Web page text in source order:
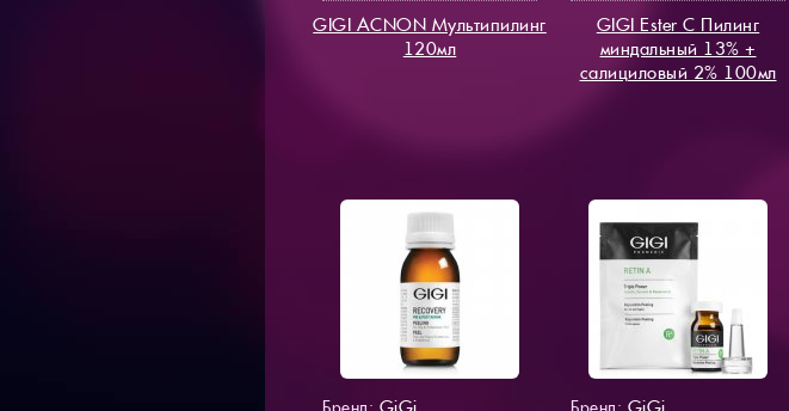
GIGI ACNON Мультипилинг
120мл
GIGI Ester C Пилинг
миндальный 13% +
салициловый 2% 100мл
GiGi GiGi